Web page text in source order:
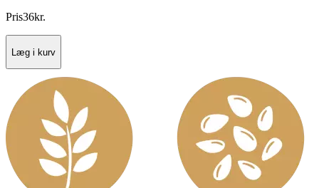
Pris36kr.
Læg i kurv